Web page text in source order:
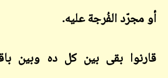
أو مجرّد الفُرجة عليه.
قارنوا بقى بين كل ده وبين